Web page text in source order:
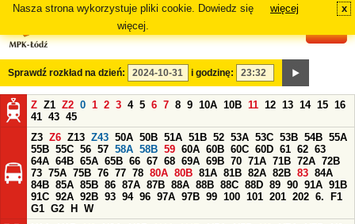
Nasza strona wykorzystuje pliki cookie. Dowiedz się
więcej.
więcej x
Sprawdź rozkład na dzień: i godzinę:
Z Z1 Z2 0 1 2 3 4 5 6 7 8 9 10A 10B 11 12 13 14 15 16
41 43 45
Z3 Z6 Z13 Z43 50A 50B 51A 51B 52 53A 53C 53B 54B 55A
55B 55C 56 57 58A 58B 59 60A 60B 60C 60D 61 62 63
64A 64B 65A 65B 66 67 68 69A 69B 70 71A 71B 72A 72B
73 75A 75B 76 77 78 80A 80B 81A 81B 82A 82B 83 84A
84B 85A 85B 86 87A 87B 88A 88B 88C 88D 89 90 91A 91B
91C 92A 92B 93 94 96 97A 97B 99 100 101 201 202 6.
F1
G1 G2 H
W